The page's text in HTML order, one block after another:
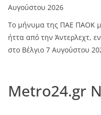
Αυγούστου 2026
Το μήνυμα της ΠΑΕ ΠΑΟΚ
ήττα από την Άντερλεχτ,
στο Βέλγιο 7 Αυγούστου
Metro24.gr